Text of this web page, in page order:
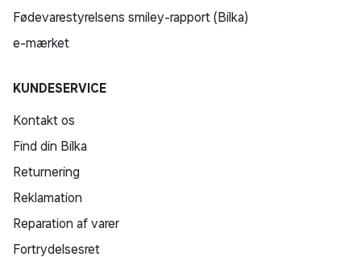
Fødevarestyrelsens smiley-rapport (Bilka)
e-mærket
KUNDESERVICE
Kontakt os
Find din Bilka
Returnering
Reklamation
Reparation af varer
Fortrydelsesret